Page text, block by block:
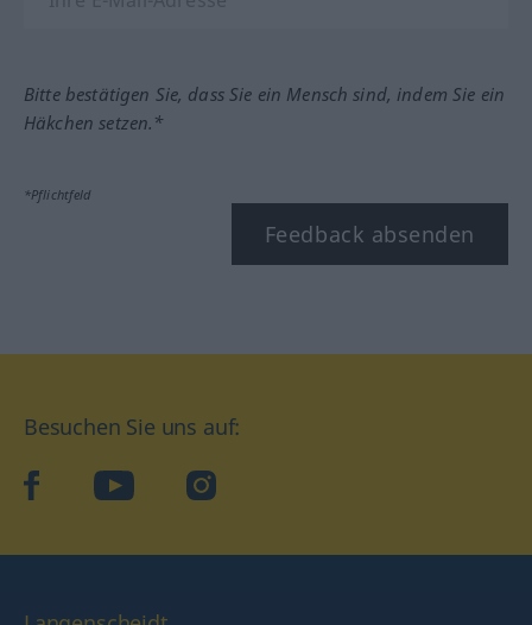
Bitte bestätigen Sie, dass Sie ein Mensch sind, indem Sie ein
Häkchen setzen.*
*Pflichtfeld
Feedback absenden
Besuchen Sie uns auf:
facebookYouTube Instagram